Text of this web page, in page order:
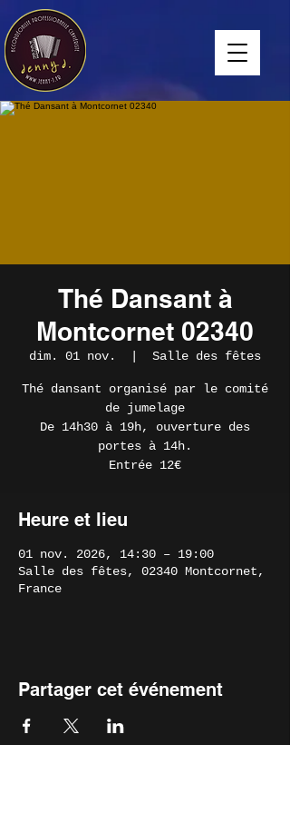
Thé Dansant à
Montcornet 02340
dim. 01 nov. Salle des fêtes
Thé dansant organisé par le comité
de jumelage
De 14h30 à 19h, ouverture des
portes à 14h.
Entrée 12€
Heure et lieu
01 nov. 2026, 14:30 – 19:00
Salle des fêtes, 02340 Montcornet,
France
Partager cet événement